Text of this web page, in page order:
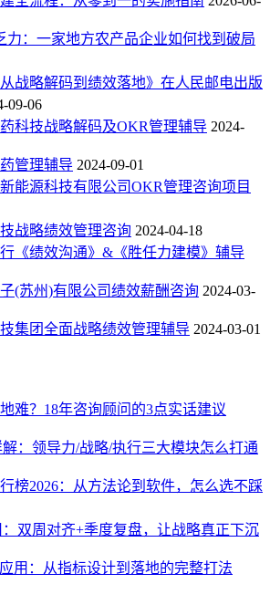
力：一家地方农产品企业如何找到破局
战略解码到绩效落地》在人民邮电出版
09-06
科技战略解码及OKR管理辅导 2024-
管理辅导 2024-09-01
能源科技有限公司OKR管理咨询项目
战略绩效管理咨询 2024-04-18
行《绩效沟通》&《胜任力建模》辅导
(苏州)有限公司绩效薪酬咨询 2024-03-
集团全面战略绩效管理辅导 2024-03-01
难？18年咨询顾问的3点实话建议
：领导力/战略/执行三大模块怎么打通
榜2026：从方法论到软件，怎么选不踩
双周对齐+季度复盘，让战略真正下沉
用：从指标设计到落地的完整打法